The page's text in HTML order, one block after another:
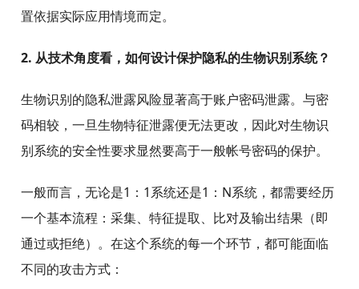
置依据实际应用情境而定。
2. 从技术角度看，如何设计保护隐私的生物识别系统？
生物识别的隐私泄露风险显著高于账户密码泄露。与密
码相较，一旦生物特征泄露便无法更改，因此对生物识
别系统的安全性要求显然要高于一般帐号密码的保护。
一般而言，无论是1：1系统还是1：N系统，都需要经历
一个基本流程：采集、特征提取、比对及输出结果（即
通过或拒绝）。在这个系统的每一个环节，都可能面临
不同的攻击方式：